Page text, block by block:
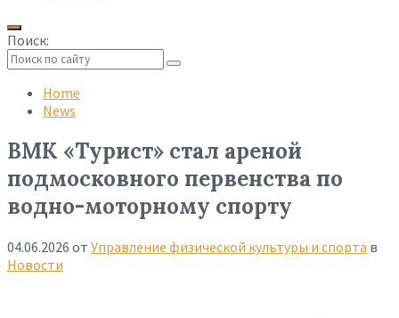
Поиск:
search
Home
News
ВМК «Турист» стал ареной
подмосковного первенства по
водно-моторному спорту
04.06.2026 от Управление физической культуры и спорта в
Новости